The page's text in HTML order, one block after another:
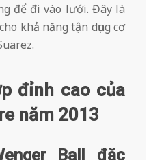
để đi vào lưới. Đây là
khả năng tận dụng cơ
đỉnh cao của
năm 2013
Ball đặc